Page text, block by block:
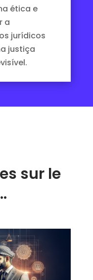
ética e
a
jurídicos
justiça
sur le